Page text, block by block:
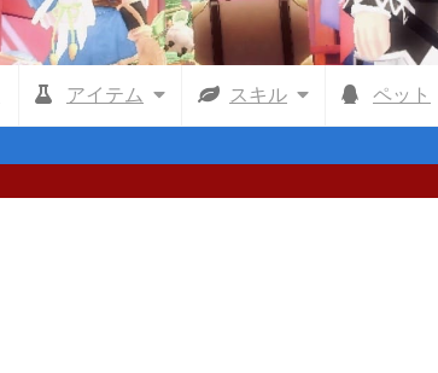
アイテム スキル ペット